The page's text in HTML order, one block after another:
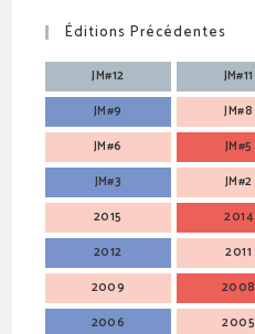
Éditions Précédentes
JM#12 JM#11
JM#9
JM#8
JM#6
JM#5
JM#3
JM#2
2015
2014
2012
2011
2009
2008
2006
2005